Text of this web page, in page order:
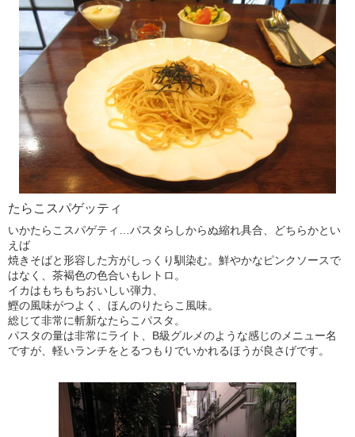
たらこスパゲッティ
いかたらこスパゲティ…パスタらしからぬ縮れ具合、どちらかとい
えば
焼きそばと形容した方がしっくり馴染む。鮮やかなピンクソースで
はなく、茶褐色の色合いもレトロ。
イカはもちもちおいしい弾力、
鰹の風味がつよく、ほんのりたらこ風味。
総じて非常に斬新なたらこパスタ。
パスタの量は非常にライト、B級グルメのような感じのメニュー名
ですが、軽いランチをとるつもりでいかれるほうが良さげです。